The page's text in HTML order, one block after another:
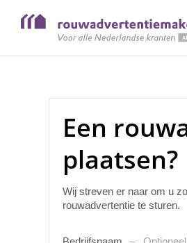
Een
plaatsen?
Wij streven er naar om u
rouwadvertentie te sturen.